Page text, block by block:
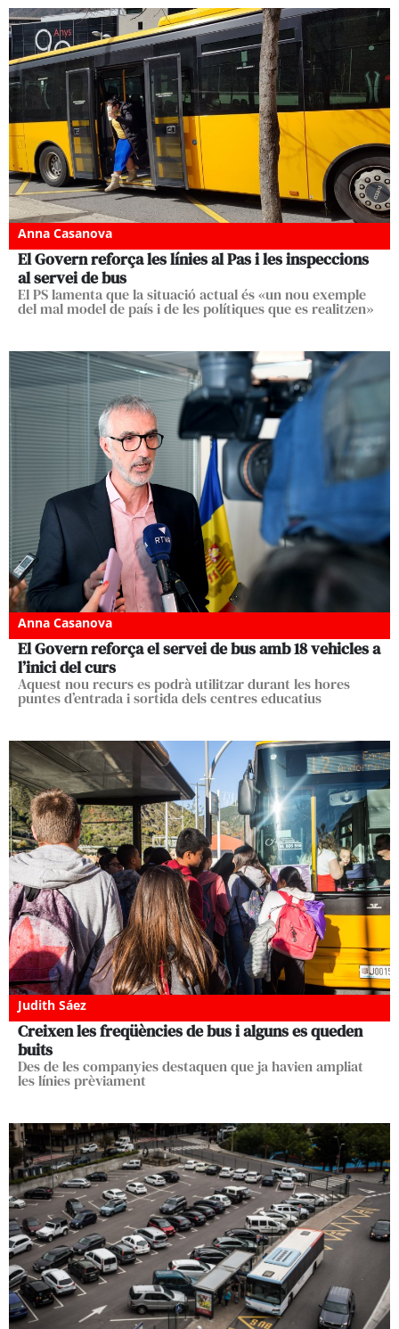
Anna Casanova
El Govern reforça les línies al Pas i les inspeccions
al servei de bus
El PS lamenta que la situació actual és «un nou exemple
del mal model de país i de les polítiques que es realitzen»
Anna Casanova
El Govern reforça el servei de bus amb 18 vehicles a
l’inici del curs
Aquest nou recurs es podrà utilitzar durant les hores
puntes d’entrada i sortida dels centres educatius
Judith Sáez
Creixen les freqüències de bus i alguns es queden
buits
Des de les companyies destaquen que ja havien ampliat
les línies prèviament